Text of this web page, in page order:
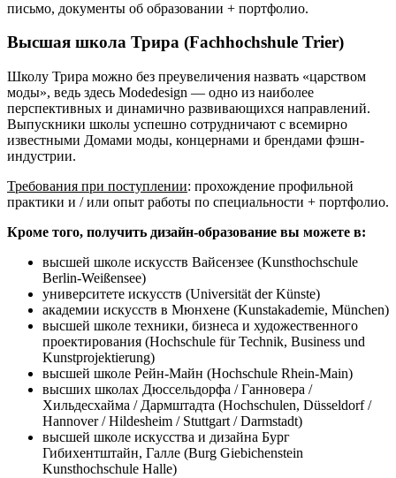
письмо, документы об образовании + портфолио.
Высшая школа Трира (Fachhochshule Trier)
Школу Трира можно без преувеличения назвать «царством
моды», ведь здесь Modedesign — одно из наиболее
перспективных и динамично развивающихся направлений.
Выпускники школы успешно сотрудничают с всемирно
известными Домами моды, концернами и брендами фэшн-
индустрии.
Требования при поступлении: прохождение профильной
практики и / или опыт работы по специальности + портфолио.
Кроме того, получить дизайн-образование вы можете в:
высшей школе искусств Вайсензее (Kunsthochschule
Berlin-Weißensee)
университете искусств (Universität der Künste)
академии искусств в Мюнхене (Kunstakademie, München)
высшей школе техники, бизнеса и художественного
проектирования (Hochschule für Technik, Business und
Kunstprojektierung)
высшей школе Рейн-Майн (Hochschule Rhein-Main)
высших школах Дюссельдорфа / Ганновера /
Хильдесхайма / Дармштадта (Hochschulen, Düsseldorf /
Hannover / Hildesheim / Stuttgart / Darmstadt)
высшей школе искусства и дизайна Бург
Гибихентштайн, Галле (Burg Giebichenstein
Kunsthochschule Halle)